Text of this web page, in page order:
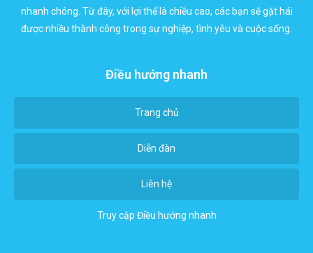
nhanh chóng. Từ đây, với lợi thế là chiều cao, các bạn sẽ gặt hái
được nhiều thành công trong sự nghiệp, tình yêu và cuộc sống.
Điều hướng nhanh
Trang chủ
Diễn đàn
Liên hệ
Truy cập Điều hướng nhanh